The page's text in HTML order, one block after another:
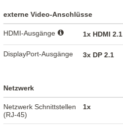
externe Video-Anschlüsse
HDMI-Ausgänge 1x HDMI 2.1
DisplayPort-Ausgänge 3x DP 2.1
Netzwerk
Netzwerk Schnittstellen
(RJ-45)
1x